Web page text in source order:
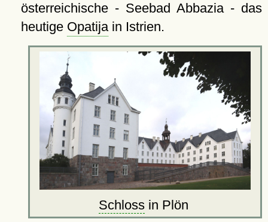
österreichische - Seebad Abbazia - das
heutige Opatijain Istrien.
Schlossin Plön